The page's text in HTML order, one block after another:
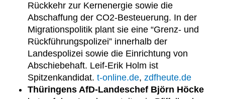
Rückkehr zur Kernenergie sowie die
Abschaffung der CO2-Besteuerung. In der
Migrationspolitik plant sie eine “Grenz- und
Rückführungspolizei” innerhalb der
Landespolizei sowie die Einrichtung von
Abschiebehaft. Leif-Erik Holm ist
Spitzenkandidat. t-online.de, zdfheute.de
Thüringens AfD-Landeschef Björn Höcke